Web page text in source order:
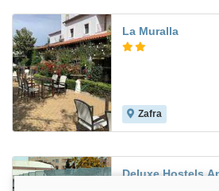
La Muralla
Zafra
Deluxe Hostels